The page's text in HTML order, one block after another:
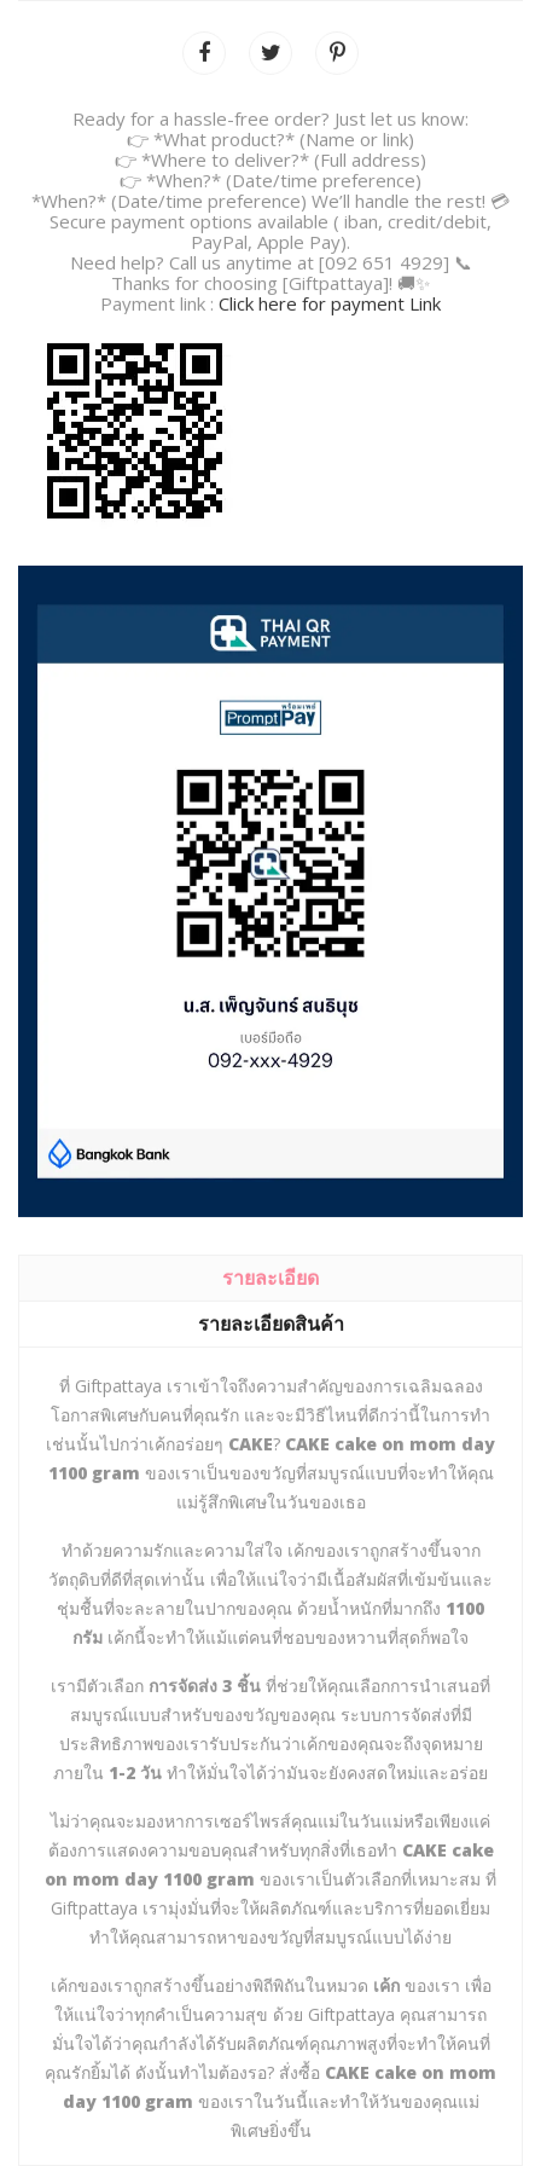
Ready for a hassle-free order? Just let us know:
👉 *What product?* (Name or link)
👉 *Where to deliver?* (Full address)
👉 *When?* (Date/time preference)
*When?* (Date/time preference) We’ll handle the rest! 💳
Secure payment options available ( iban, credit/debit,
PayPal, Apple Pay).
Need help? Call us anytime at [092 651 4929] 📞
Thanks for choosing [Giftpattaya]! 🚚✨
Payment link : Click here for payment Link
รายละเอียด
รายละเอียดสินค้า
ที่ Giftpattaya เราเข้าใจถึงความสำคัญของการเฉลิมฉลอง
โอกาสพิเศษกับคนที่คุณรัก และจะมีวิธีไหนที่ดีกว่านี้ในการทำ
เช่นนั้นไปกว่าเค้กอร่อยๆ CAKE? CAKE cake on mom day
1100 gram ของเราเป็นของขวัญที่สมบูรณ์แบบที่จะทำให้คุณ
แม่รู้สึกพิเศษในวันของเธอ
ทำด้วยความรักและความใส่ใจ เค้กของเราถูกสร้างขึ้นจาก
วัตถุดิบที่ดีที่สุดเท่านั้น เพื่อให้แน่ใจว่ามีเนื้อสัมผัสที่เข้มข้นและ
ชุ่มชื้นที่จะละลายในปากของคุณ ด้วยน้ำหนักที่มากถึง 1100
กรัม เค้กนี้จะทำให้แม้แต่คนที่ชอบของหวานที่สุดก็พอใจ
เรามีตัวเลือก การจัดส่ง 3 ชิ้น ที่ช่วยให้คุณเลือกการนำเสนอที่
สมบูรณ์แบบสำหรับของขวัญของคุณ ระบบการจัดส่งที่มี
ประสิทธิภาพของเรารับประกันว่าเค้กของคุณจะถึงจุดหมาย
ภายใน 1-2 วัน ทำให้มั่นใจได้ว่ามันจะยังคงสดใหม่และอร่อย
ไม่ว่าคุณจะมองหาการเซอร์ไพรส์คุณแม่ในวันแม่หรือเพียงแค่
ต้องการแสดงความขอบคุณสำหรับทุกสิ่งที่เธอทำ CAKE cake
on mom day 1100 gram ของเราเป็นตัวเลือกที่เหมาะสม ที่
Giftpattaya เรามุ่งมั่นที่จะให้ผลิตภัณฑ์และบริการที่ยอดเยี่ยม
ทำให้คุณสามารถหาของขวัญที่สมบูรณ์แบบได้ง่าย
เค้กของเราถูกสร้างขึ้นอย่างพิถีพิถันในหมวด เค้กของเรา เพื่อ
ให้แน่ใจว่าทุกคำเป็นความสุข ด้วย Giftpattaya คุณสามารถ
มั่นใจได้ว่าคุณกำลังได้รับผลิตภัณฑ์คุณภาพสูงที่จะทำให้คนที่
คุณรักยิ้มได้ ดังนั้นทำไมต้องรอ? สั่งซื้อ CAKE cake on mom
day 1100 gram ของเราในวันนี้และทำให้วันของคุณแม่
พิเศษยิ่งขึ้น